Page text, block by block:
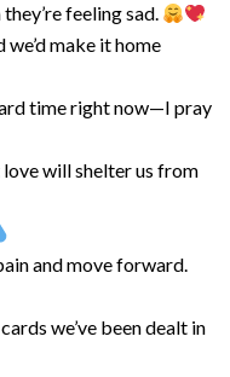
feeling sad.
make it home
time right now—I pray
will shelter us from
and move forward.
we’ve been dealt in